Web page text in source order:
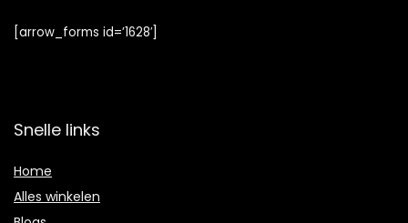
[arrow_forms id=’1628′]
Snelle links
Home
Alles winkelen